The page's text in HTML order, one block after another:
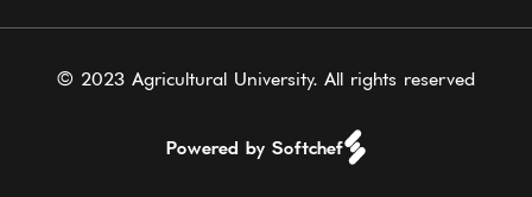
© 2023 Agricultural University. All rights reserved
Powered by Softchef